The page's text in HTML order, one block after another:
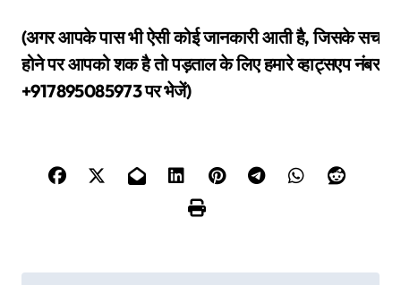
(अगर आपके पास भी ऐसी कोई जानकारी आती है, जिसके सच
होने पर आपको शक है तो पड़ताल के लिए हमारे व्हाट्सएप नंबर
+917895085973 पर भेजें)